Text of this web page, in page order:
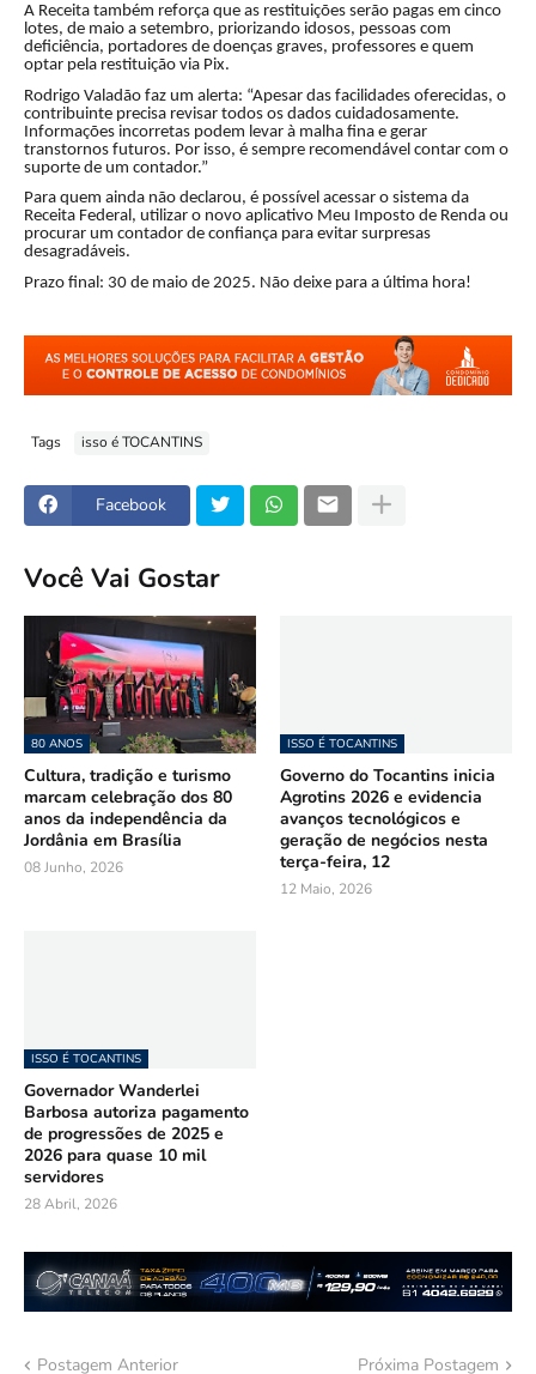
A Receita também reforça que as restituições serão pagas em cinco
lotes, de maio a setembro, priorizando idosos, pessoas com
deficiência, portadores de doenças graves, professores e quem
optar pela restituição via Pix.
Rodrigo Valadão faz um alerta: “Apesar das facilidades oferecidas, o
contribuinte precisa revisar todos os dados cuidadosamente.
Informações incorretas podem levar à malha fina e gerar
transtornos futuros. Por isso, é sempre recomendável contar com o
suporte de um contador.”
Para quem ainda não declarou, é possível acessar o sistema da
Receita Federal, utilizar o novo aplicativo Meu Imposto de Renda ou
procurar um contador de confiança para evitar surpresas
desagradáveis.
Prazo final: 30 de maio de 2025. Não deixe para a última hora!
Tags isso é TOCANTINS
Facebook
Você Vai Gostar
80 ANOS
Cultura, tradição e turismo
marcam celebração dos 80
anos da independência da
Jordânia em Brasília
08 Junho, 2026
ISSO É TOCANTINS
Governo do Tocantins inicia
Agrotins 2026 e evidencia
avanços tecnológicos e
geração de negócios nesta
terça-feira, 12
12 Maio, 2026
ISSO É TOCANTINS
Governador Wanderlei
Barbosa autoriza pagamento
de progressões de 2025 e
2026 para quase 10 mil
servidores
28 Abril, 2026
Postagem Anterior Próxima Postagem